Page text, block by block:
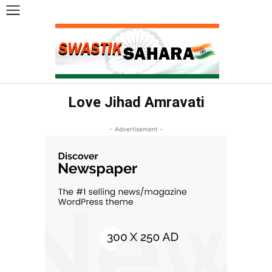
Love Jihad Amravati
- Advertisement -